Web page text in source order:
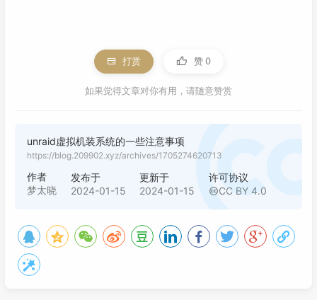
打赏 赞 0
如果觉得文章对你有用，请随意赞赏
unraid虚拟机装系统的一些注意事项
https://blog.209902.xyz/archives/1705274620713
作者
梦太晓
发布于
2024-01-15
更新于
2024-01-15
许可协议
CC BY 4.0